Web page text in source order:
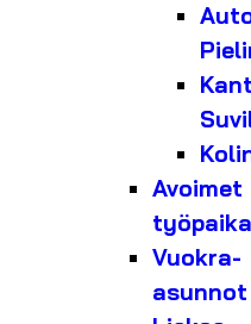
Avoimet
Vuokra-
asunnot